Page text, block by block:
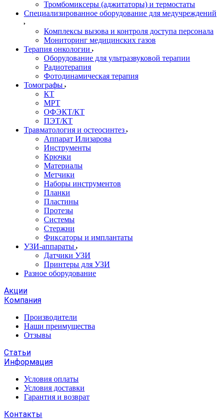
Тромбомиксеры (аджитаторы) и термостаты
Специализированное оборудование для медучреждений
Комплексы вызова и контроля доступа персонала
Мониторинг медицинских газов
Терапия онкологии
Оборудование для ультразвуковой терапии
Радиотерапия
Фотодинамическая терапия
Томографы
КТ
МРТ
ОФЭКТ/КТ
ПЭТ/КТ
Травматология и остеосинтез
Аппарат Илизарова
Инструменты
Крючки
Материалы
Метчики
Наборы инструментов
Планки
Пластины
Протезы
Системы
Стержни
Фиксаторы и имплантаты
УЗИ-аппараты
Датчики УЗИ
Принтеры для УЗИ
Разное оборудование
Акции
Компания
Производители
Наши преимущества
Отзывы
Статьи
Информация
Условия оплаты
Условия доставки
Гарантия и возврат
Контакты